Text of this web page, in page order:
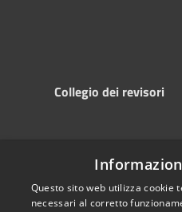
Collegio dei revisori
Accessibility
Privacy
Questo sito web utilizza cookie
necessari al corretto